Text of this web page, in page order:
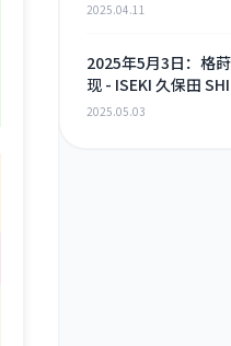
2025.04.11
2025年5月3日：格
现 - ISEKI 久保田
工程机械 农机 重卡
2025.05.03